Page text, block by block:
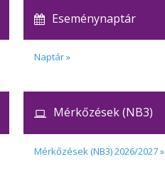
Eseménynaptár
Naptár »
Mérkőzések (NB3)
Mérkőzések (NB3) 2026/2027 »